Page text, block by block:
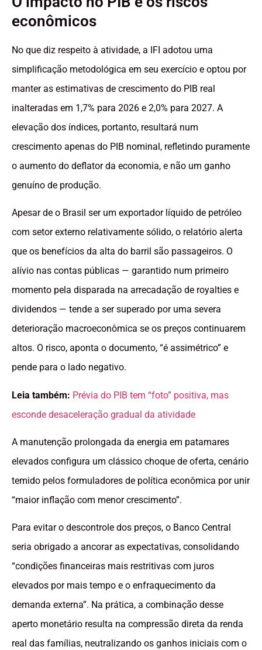
econômicos
No que diz respeito à atividade, a IFI adotou uma
simplificação metodológica em seu exercício e optou por
manter as estimativas de crescimento do PIB real
inalteradas em 1,7% para 2026 e 2,0% para 2027. A
elevação dos índices, portanto, resultará num
crescimento apenas do PIB nominal, refletindo puramente
o aumento do deflator da economia, e não um ganho
genuíno de produção.
Apesar de o Brasil ser um exportador líquido de petróleo
com setor externo relativamente sólido, o relatório alerta
que os benefícios da alta do barril são passageiros. O
alívio nas contas públicas — garantido num primeiro
momento pela disparada na arrecadação de royalties e
dividendos — tende a ser superado por uma severa
deterioração macroeconômica se os preços continuarem
altos. O risco, aponta o documento, “é assimétrico” e
pende para o lado negativo.
Leia também: Prévia do PIB tem “foto” positiva, mas
esconde desaceleração gradual da atividade
A manutenção prolongada da energia em patamares
elevados configura um clássico choque de oferta, cenário
temido pelos formuladores de política econômica por unir
“maior inflação com menor crescimento”.
Para evitar o descontrole dos preços, o Banco Central
seria obrigado a ancorar as expectativas, consolidando
“condições financeiras mais restritivas com juros
elevados por mais tempo e o enfraquecimento da
demanda externa”. Na prática, a combinação desse
aperto monetário resulta na compressão direta da renda
real das famílias, neutralizando os ganhos iniciais com o